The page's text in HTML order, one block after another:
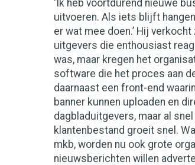
‘Ik heb voortdurend nieuwe
uitvoeren. Als iets blijft
er wat mee doen.’ Hij
uitgevers die enthousiast
was, maar kregen het
software die het proces aan
daarnaast een front-end
banner kunnen uploaden en
dagbladuitgevers, maar al
klantenbestand groeit snel.
mkb, worden nu ook grote
nieuwsberichten willen